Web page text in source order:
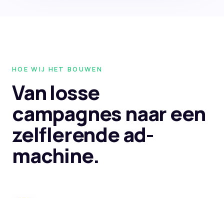
HOE WIJ HET BOUWEN
Van losse
campagnes naareen
zelflerende ad-
machine.